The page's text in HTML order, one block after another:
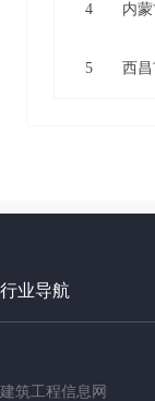
4 内
5 西
行业导航
建筑工程信息网